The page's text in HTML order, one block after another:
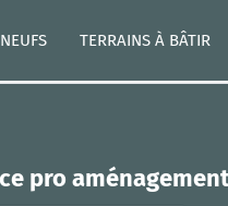
TERRAINS À BÂTIR
pro aménagement